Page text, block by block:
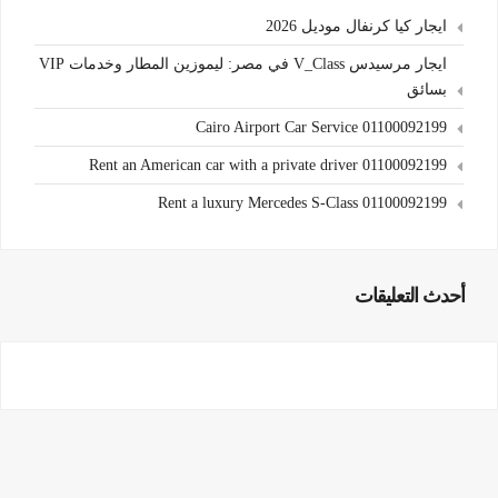
ايجار كيا كرنفال موديل 2026
ايجار مرسيدس V_Class في مصر: ليموزين المطار وخدمات VIP
بسائق
Cairo Airport Car Service 01100092199
Rent an American car with a private driver 01100092199
Rent a luxury Mercedes S-Class 01100092199
أحدث التعليقات